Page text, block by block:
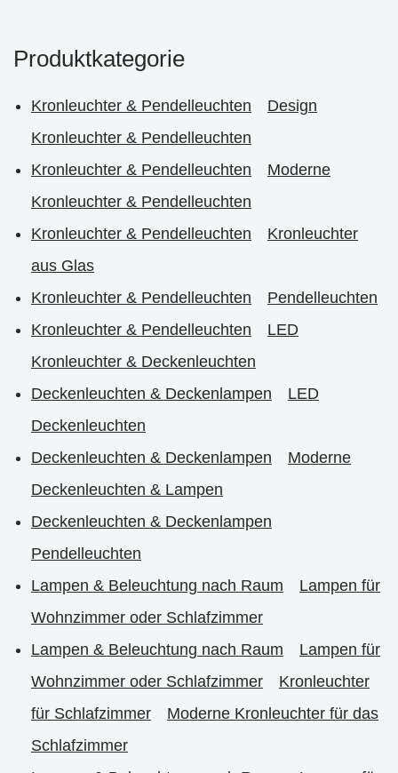
Produktkategorie
Kronleuchter & Pendelleuchten
Design
Kronleuchter & Pendelleuchten
Kronleuchter & Pendelleuchten
Moderne
Kronleuchter & Pendelleuchten
Kronleuchter & Pendelleuchten
Kronleuchter
aus Glas
Kronleuchter & Pendelleuchten
Pendelleuchten
Kronleuchter & Pendelleuchten
LED
Kronleuchter & Deckenleuchten
Deckenleuchten & Deckenlampen
LED
Deckenleuchten
Deckenleuchten & Deckenlampen
Moderne
Deckenleuchten & Lampen
Deckenleuchten & Deckenlampen
Pendelleuchten
Lampen & Beleuchtung nach Raum
Lampen für
Wohnzimmer oder Schlafzimmer
Lampen & Beleuchtung nach Raum
Lampen für
Wohnzimmer oder Schlafzimmer
Kronleuchter
für Schlafzimmer
Moderne Kronleuchter für das
Schlafzimmer